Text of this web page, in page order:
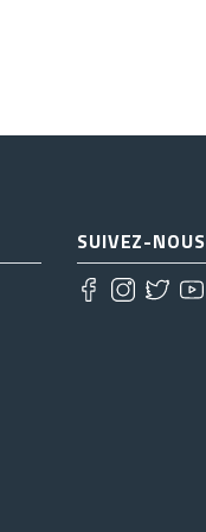
SUIVEZ-NOUS